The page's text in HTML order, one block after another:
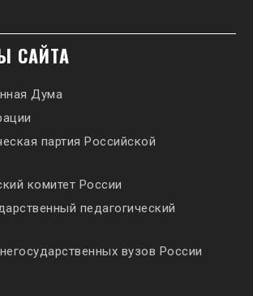
САЙТА
Дума
партия Российской
комитет России
педагогический
вузов России